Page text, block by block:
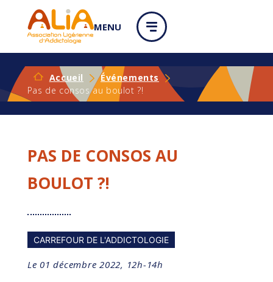
MENU
Accueil
Événements
Pas de consos au boulot ?!
PAS DE CONSOS AU
BOULOT ?!
CARREFOUR DE L'ADDICTOLOGIE
Le 01 décembre 2022, 12h-14h